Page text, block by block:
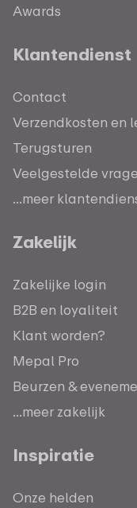
Awards
Klantendienst
Contact
Verzendkosten en
Terugsturen
Veelgestelde
...meer
Zakelijk
Zakelijke login
B2B en loyaliteit
Klant worden?
Mepal Pro
Beurzen &
...meer zakelijk
Inspiratie
Onze helden